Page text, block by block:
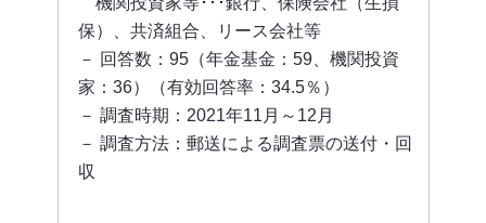
保）、共済組合、リース会社等
－ 回答数：95（年金基金：59、機関投資
家：36）（有効回答率：34.5％）
－ 調査時期：2021年11月～12月
－ 調査方法：郵送による調査票の送付・回
収